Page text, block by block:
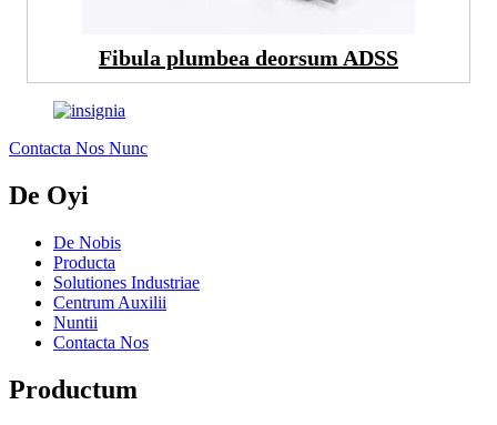
Fibula plumbea deorsum ADSS
Contacta Nos Nunc
De Oyi
De Nobis
Producta
Solutiones Industriae
Centrum Auxilii
Nuntii
Contacta Nos
Productum